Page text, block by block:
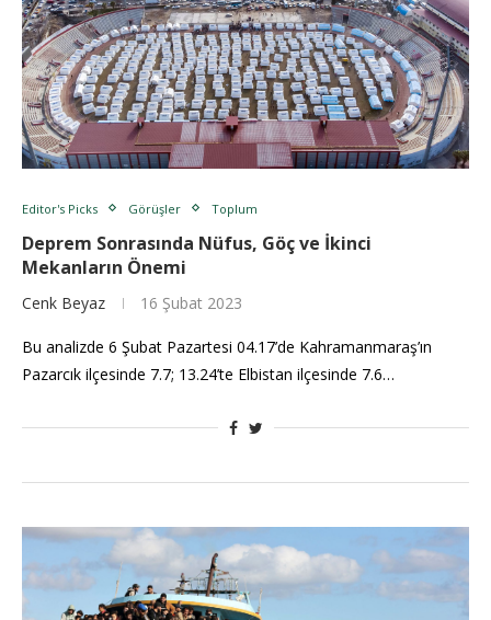
Editor's Picks Görüşler Toplum
Deprem Sonrasında Nüfus, Göç ve İkinci
Mekanların Önemi
Cenk Beyaz 16 Şubat 2023
Bu analizde 6 Şubat Pazartesi 04.17’de Kahramanmaraş’ın
Pazarcık ilçesinde 7.7; 13.24’te Elbistan ilçesinde 7.6…